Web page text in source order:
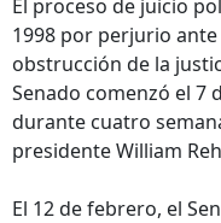
El proceso de juicio
1998 por perjurio
obstrucción de la
Senado comenzó el 7
durante cuatro
presidente William
El 12 de febrero, el